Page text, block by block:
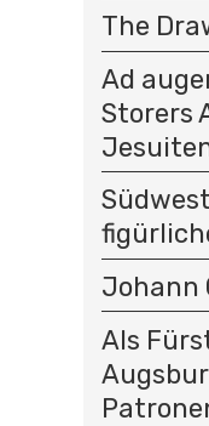
The
Ad
Storers
Johann
Als